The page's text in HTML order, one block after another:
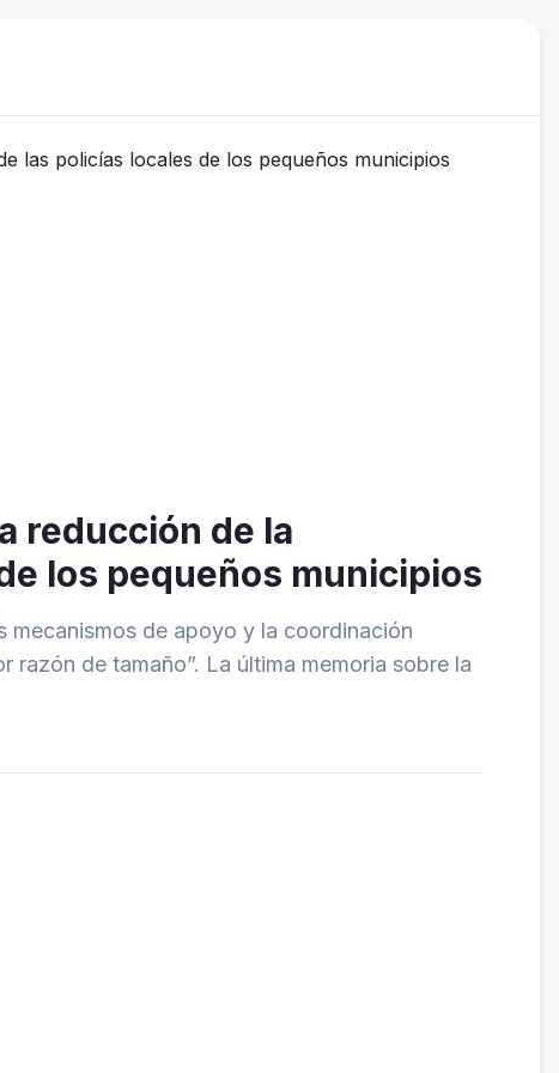
reducción de la
los pequeños municipios
mecanismos de apoyo y la coordinación
razón de tamaño”. La última memoria sobre la